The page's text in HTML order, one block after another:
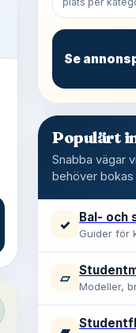
Se
Populärt
Snabba vägar
behöver bokas
✓ Bal- och
Guider för
▱
Modeller,